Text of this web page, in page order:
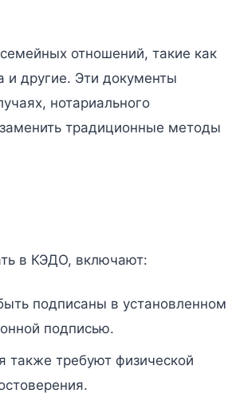
отношений, такие как
и другие. Эти документы
нотариального
традиционные методы
в КЭДО, включают:
подписаны в установленном
подписью.
также требуют физической